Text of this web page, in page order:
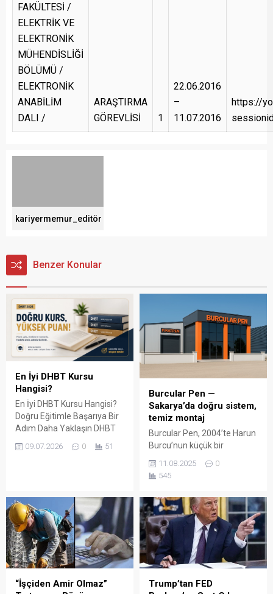
FAKÜLTESİ /
ELEKTRİK VE
ELEKTRONİK
MÜHENDİSLİĞİ
BÖLÜMÜ /
ELEKTRONİK
ANABİLİM
DALI /
ARAŞTIRMA
GÖREVLİSİ
1
22.06.2016
–
11.07.2016
https://
kariyermemur_editör
Benzer Konular
En İyi DHBT Kursu
Hangisi?
En İyi DHBT Kursu Hangisi?
Doğru Eğitimle Başarıya Bir
Adım Daha Yaklaşın DHBT
(Din Hizmetleri Alan Bilgisi
Testi), Diyanet İşleri
Her yıl binlerce aday bu
sınavda yüksek puan
alabilmek için farklı eğitim
kaynaklarına yöneliyor.
Ancak en sık sorulan
sorulardan...
09.07.2026 0 51
Burcular Pen —
Sakarya’da doğru sistem,
temiz montaj
Burcular Pen, 2004’te Harun
Burcu’nun küçük bir
atölyede attığı adımla
başladı; bugün Serdivan’daki
147 m² showroomu ve 750
Sakarya ve çevre ilçelerde
PVC doğrama, cam balkon,
kış bahçesi, panjur ve
küpeşte çözümlerini tek çatı
altında sunuyor. Fıratpen
kurumsal bayiliği ile çalışıyor
olmamız; profil kalitesi,
aksesuar standardı...
11.08.2025
0
545
“İşçiden Amir Olmaz”
Trump’tan FED